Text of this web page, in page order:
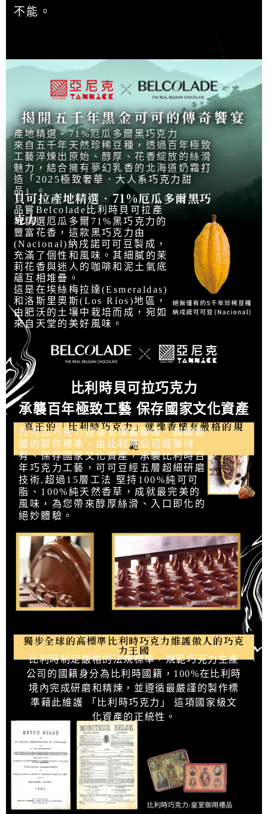
不能。
揭開五千年黑金可可的傳奇饗宴
產地精選‧71%厄瓜多爾黑巧克力
來自五千年天然珍稀豆種，透過百年極致
工藝淬煉出原始、醇厚、花香綻放的絲滑
魅力，結合擁有夢幻乳香的北海道奶霜打
造「2025極致奢華．大人系巧克力甜
品」。
貝可拉產地精選‧71%厄瓜多爾黑巧
克力
品嘗Belcolade比利時貝可拉產
地精選厄瓜多爾71%黑巧克力的
豐富花香，這款黑巧克力由
(Nacional)納戌諾可可豆製成，
充滿了個性和風味。其細膩的茉
莉花香與迷人的咖啡和泥土氣底
蘊互相堆疊。
這是在埃絲梅拉達(Esmeraldas)
和洛斯里奧斯(Los Ríos)地區，
由肥沃的土壤中栽培而成，宛如
來自天堂的美好風味。
比利時貝可拉巧克力
承襲百年極致工藝 保存國家文化資產
真正的「比利時巧克力」就像香檳有嚴格的規
範
貝可拉巧克力遵循全球最嚴謹、超越歐
盟的製作標準，由比利時公司經營持
有、保存國家文化資產，承襲比利時百
年巧克力工藝，可可豆經五層超細研磨
技術,超過15層工法 堅持100%純可可
脂、100%純天然香草，成就最完美的
風味，為您帶來醇厚絲滑、入口即化的
絕妙體驗。
獨步全球的高標準比利時巧克力維護傲人的巧克
力王國
比利時制定嚴格的法規標準，規範巧克力生產
公司的國籍身分為比利時國籍，100%在比利時
境內完成研磨和精煉，並遵循最嚴謹的製作標
準藉此維護 「比利時巧克力」 這項國家級文
化資產的正統性。